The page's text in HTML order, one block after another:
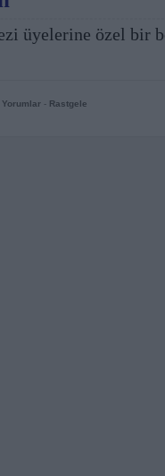
üyelerine özel bir
Yorumlar - Rastgele